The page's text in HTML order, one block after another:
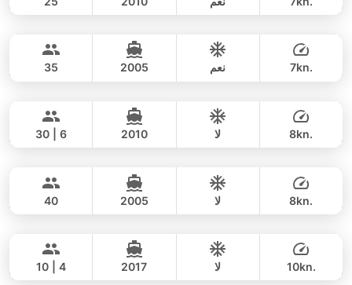
35,300 THB
LAGOON 44FT
42,400 THB
35 2005 نعم 7kn.
FOUNTAINE PAJOT 46FT
36,500 THB
30 | 6 2010 لا 8kn.
LEOPARD 47FT
42,400 THB
40 2005 لا 8kn.
STEALTH - ASIA CATAMARANS 43FT
10 | 4 2017 لا 10kn.